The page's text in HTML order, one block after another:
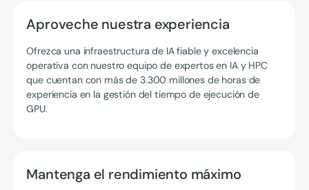
Aproveche nuestra experiencia
Ofrezca una infraestructura de IA fiable y excelencia
operativa con nuestro equipo de expertos en IA y HPC
que cuentan con más de 3.300 millones de horas de
experiencia en la gestión del tiempo de ejecución de
GPU.
Mantenga el rendimiento máximo